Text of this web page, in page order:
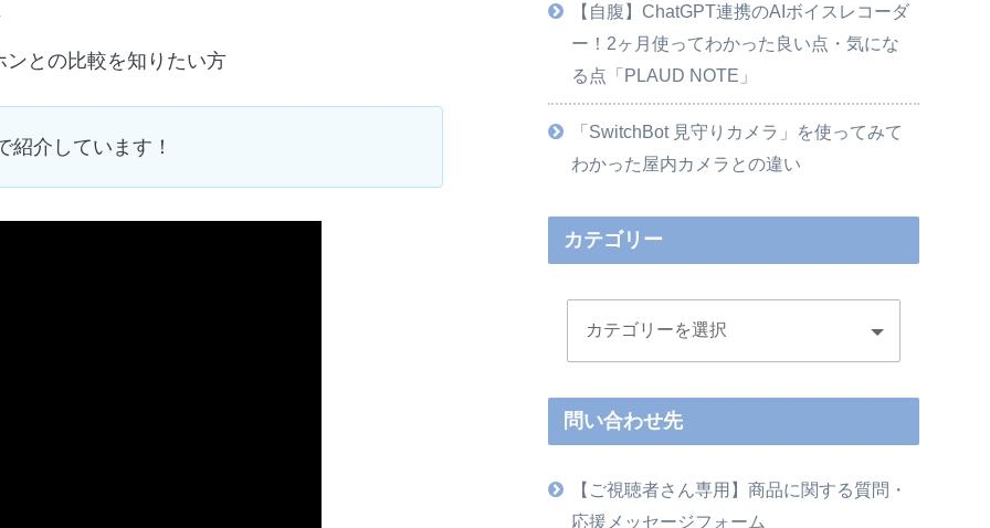
との比較を知りたい方
紹介しています！
【自腹】ChatGPT連携のAIボイスレコーダ
ー！2ヶ月使ってわかった良い点・気にな
る点「PLAUD NOTE」
「SwitchBot 見守りカメラ」を使ってみて
わかった屋内カメラとの違い
カテゴリー
問い合わせ先
【ご視聴者さん専用】商品に関する質問・
応援メッセージフォーム